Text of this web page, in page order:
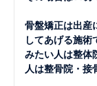
骨盤矯正は出産
してあげる施
みたい人は整体
人は整骨院・接